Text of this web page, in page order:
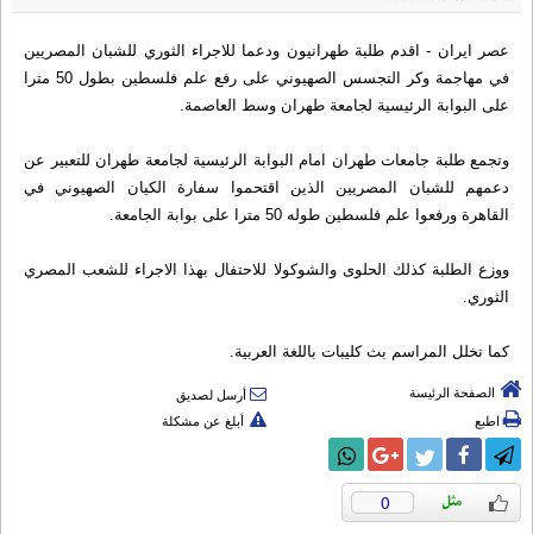
عصر ايران - اقدم طلبة طهرانيون ودعما للاجراء الثوري للشبان المصريين
في مهاجمة وكر التجسس الصهيوني على رفع علم فلسطین بطول 50 مترا
على البوابة الرئيسية لجامعة طهران وسط العاصمة.
وتجمع طلبة جامعات طهران امام البوابة الرئيسية لجامعة طهران للتعبير عن
دعمهم للشبان المصريين الذين اقتحموا سفارة الكيان الصهيوني في
القاهرة ورفعوا علم فلسطین طوله 50 مترا على بوابة الجامعة.
ووزع الطلبة كذلك الحلوى والشوكولا للاحتفال بهذا الاجراء للشعب المصري
الثوري.
كما تخلل المراسم بث كليبات باللغة العربية.
الصفحة الرئيسة
أرسل لصديق
اطبع
أبلغ عن مشكلة
0